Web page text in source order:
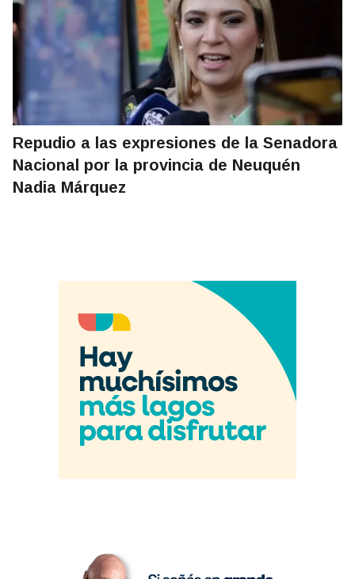
Repudio a las expresiones de la Senadora
Nacional por la provincia de Neuquén
Nadia Márquez